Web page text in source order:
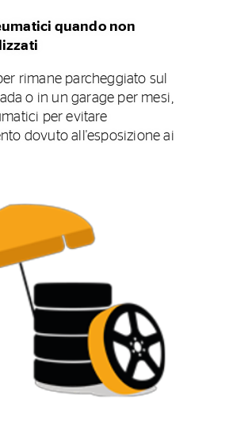
quando non
rimane parcheggiato sul
o in un garage per mesi,
per evitare
dovuto all'esposizione ai